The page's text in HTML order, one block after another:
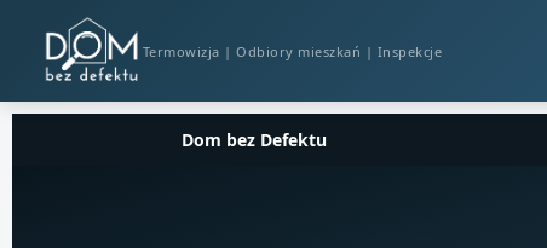
Termowizja | Odbiory mieszkań | Inspekcje
Dom bez Defektu